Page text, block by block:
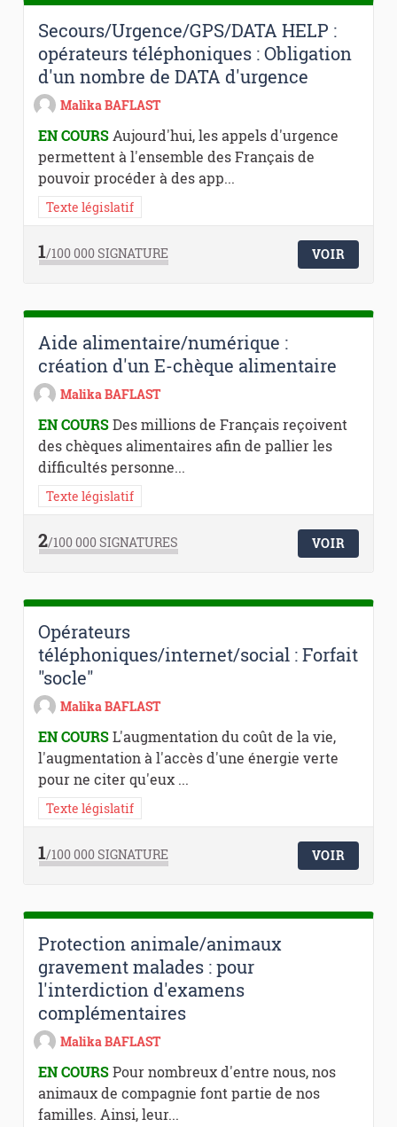
Secours/Urgence/GPS/DATA HELP :
opérateurs téléphoniques : Obligation
d'un nombre de DATA d'urgence
Malika BAFLAST
EN COURSAujourd'hui, les appels d'urgence
permettent à l'ensemble des Français de
pouvoir procéder à des app...
Texte législatif
1/100 000SIGNATURE VOIR
Aide alimentaire/numérique :
création d'un E-chèque alimentaire
Malika BAFLAST
EN COURSDes millions de Français reçoivent
des chèques alimentaires afin de pallier les
difficultés personne...
Texte législatif
2/100 000SIGNATURES VOIR
Opérateurs
téléphoniques/internet/social : Forfait
"socle"
Malika BAFLAST
EN COURSL'augmentation du coût de la vie,
l'augmentation à l'accès d'une énergie verte
pour ne citer qu'eux ...
Texte législatif
1/100 000SIGNATURE VOIR
Protection animale/animaux
gravement malades : pour
l'interdiction d'examens
complémentaires
Malika BAFLAST
EN COURSPour nombreux d'entre nous, nos
animaux de compagnie font partie de nos
familles. Ainsi, leur...